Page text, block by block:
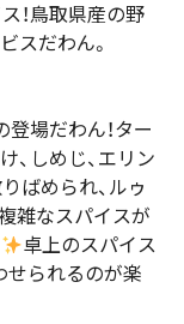
！鳥取県産の野
スだわん。
場だわん！ター
、しめじ、エリン
ばめられ、ルゥ
雑なスパイスが
卓上のスパイス
せられるのが楽